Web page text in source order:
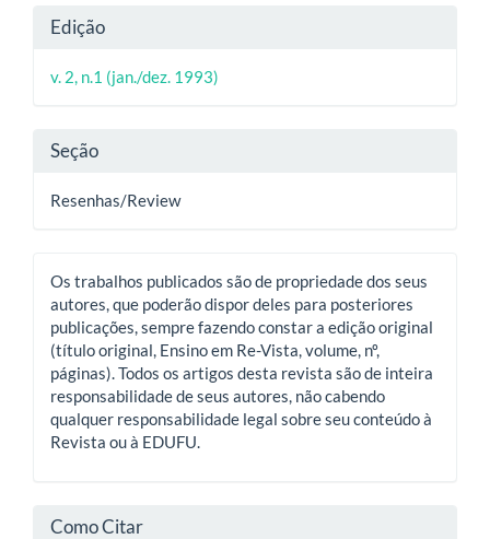
artigo
principal
Detalhes
do
artigo
Edição
v. 2, n.1 (jan./dez. 1993)
Seção
Resenhas/Review
Os trabalhos publicados são de propriedade dos seus
autores, que poderão dispor deles para posteriores
publicações, sempre fazendo constar a edição original
(título original, Ensino em Re-Vista, volume, nº,
páginas). Todos os artigos desta revista são de inteira
responsabilidade de seus autores, não cabendo
qualquer responsabilidade legal sobre seu conteúdo à
Revista ou à EDUFU.
Como Citar